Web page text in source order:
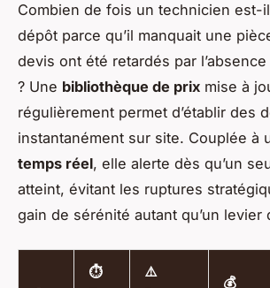
Combien de fois un technicien est-
dépôt parce qu’il manquait une
devis ont été retardés par l’absence
? Une bibliothèque de prix mise à
régulièrement permet d’établir des
instantanément sur site. Couplée à
temps réel, elle alerte dès qu’un
atteint, évitant les ruptures
gain de sérénité autant qu’un levier
⏱️
⚠️
💰